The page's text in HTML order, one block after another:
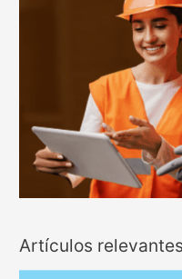
Artículos relevantes